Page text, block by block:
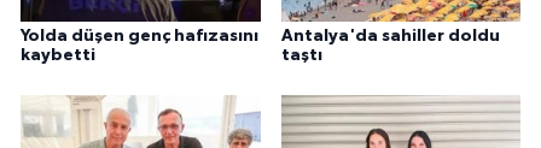
Yolda düşen genç hafızasını
kaybetti
Antalya'da sahiller doldu
taştı